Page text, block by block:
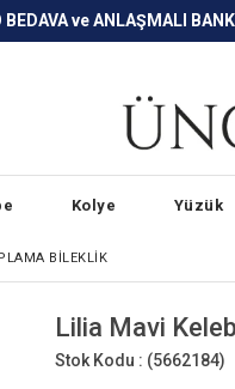
VADE
Kolye Yüzük
BILEKLIK
Lilia Mavi
Stok Kodu : (5662184)